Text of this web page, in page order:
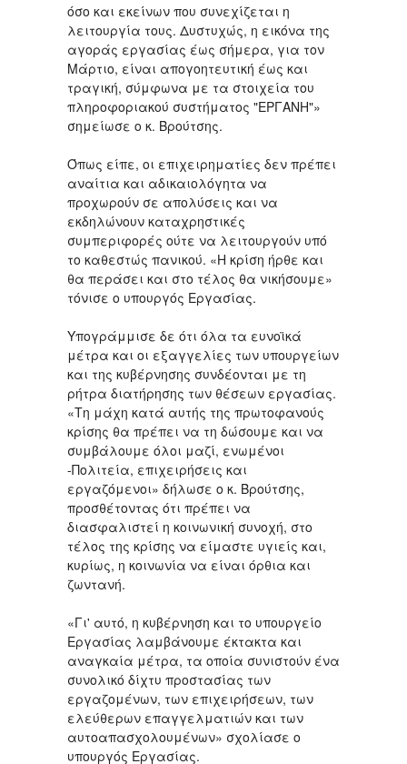
όσο και εκείνων που συνεχίζεται η
λειτουργία τους. Δυστυχώς, η εικόνα της
αγοράς εργασίας έως σήμερα, για τον
Μάρτιο, είναι απογοητευτική έως και
τραγική, σύμφωνα με τα στοιχεία του
πληροφοριακού συστήματος "ΕΡΓΑΝΗ"»
σημείωσε ο κ. Βρούτσης.
Όπως είπε, οι επιχειρηματίες δεν πρέπει
αναίτια και αδικαιολόγητα να
προχωρούν σε απολύσεις και να
εκδηλώνουν καταχρηστικές
συμπεριφορές ούτε να λειτουργούν υπό
το καθεστώς πανικού. «Η κρίση ήρθε και
θα περάσει και στο τέλος θα νικήσουμε»
τόνισε ο υπουργός Εργασίας.
Υπογράμμισε δε ότι όλα τα ευνοϊκά
μέτρα και οι εξαγγελίες των υπουργείων
και της κυβέρνησης συνδέονται με τη
ρήτρα διατήρησης των θέσεων εργασίας.
«Τη μάχη κατά αυτής της πρωτοφανούς
κρίσης θα πρέπει να τη δώσουμε και να
συμβάλουμε όλοι μαζί, ενωμένοι
-Πολιτεία, επιχειρήσεις και
εργαζόμενοι» δήλωσε ο κ. Βρούτσης,
προσθέτοντας ότι πρέπει να
διασφαλιστεί η κοινωνική συνοχή, στο
τέλος της κρίσης να είμαστε υγιείς και,
κυρίως, η κοινωνία να είναι όρθια και
ζωντανή.
«Γι' αυτό, η κυβέρνηση και το υπουργείο
Εργασίας λαμβάνουμε έκτακτα και
αναγκαία μέτρα, τα οποία συνιστούν ένα
συνολικό δίχτυ προστασίας των
εργαζομένων, των επιχειρήσεων, των
ελεύθερων επαγγελματιών και των
αυτοαπασχολουμένων» σχολίασε ο
υπουργός Εργασίας.